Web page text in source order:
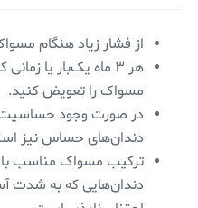
از فشار زیاد هنگام
هر ۳ ماه یک‌بار یا
مسواک را تعویض کنید.
در صورت وجود
دندان‌های حساس نیز
ترکیب مسواک مناسب با
دندان‌هایی که به شدت